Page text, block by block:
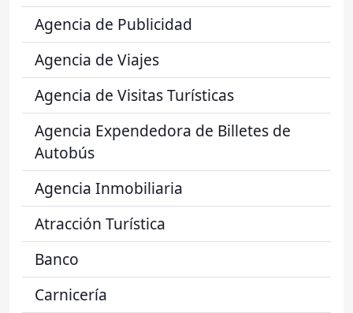
Agencia de Publicidad
Agencia de Viajes
Agencia de Visitas Turísticas
Agencia Expendedora de Billetes de
Autobús
Agencia Inmobiliaria
Atracción Turística
Banco
Carnicería